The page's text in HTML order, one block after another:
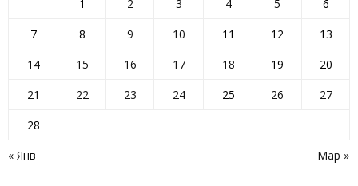
« Янв Мар »
1 2 3 4 5
6
7
8 9 10 11 12
13
14
15 16 17 18 19
20
21
22 23 24 25 26
27
28